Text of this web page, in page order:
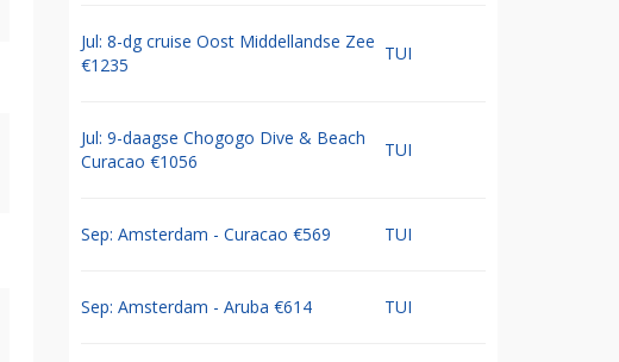
Jul: 8-dg cruise Oost Middellandse Zee
€1235
TUI
Jul: 9-daagse Chogogo Dive & Beach
Curacao €1056
TUI
Sep: Amsterdam - Curacao €569 TUI
Sep: Amsterdam - Aruba €614 TUI